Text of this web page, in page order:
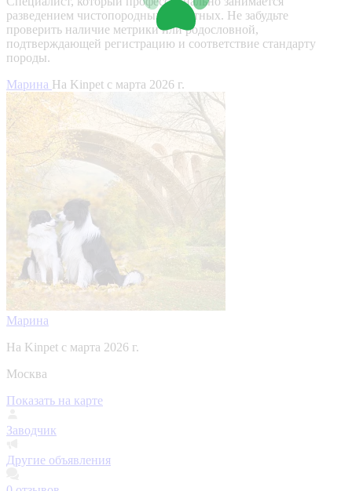
разведением чистопородных животных. Не забудьте
проверить наличие метрики или родословной,
подтверждающей регистрацию и соответствие стандарту
породы.
Марина На Kinpet c марта 2026 г.
Марина
На Kinpet c марта 2026 г.
Москва
Показать на карте
Заводчик
Другие объявления